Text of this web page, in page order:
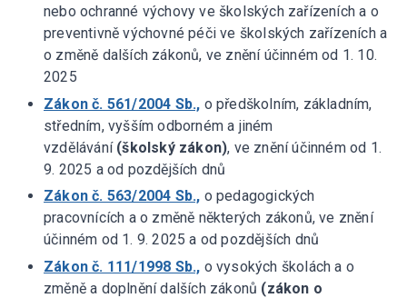
nebo ochranné výchovy ve školských zařízeních a o
preventivně výchovné péči ve školských zařízeních a
o změně dalších zákonů, ve znění účinném od 1. 10.
2025
Zákon č. 561/2004 Sb., o předškolním, základním,
středním, vyšším odborném a jiném
vzdělávání (školský zákon), ve znění účinném od 1.
9. 2025 a od pozdějších dnů
Zákon č. 563/2004 Sb., o pedagogických
pracovnících a o změně některých zákonů, ve znění
účinném od 1. 9. 2025 a od pozdějších dnů
Zákon č. 111/1998 Sb., o vysokých školách a o
změně a doplnění dalších zákonů (zákon o